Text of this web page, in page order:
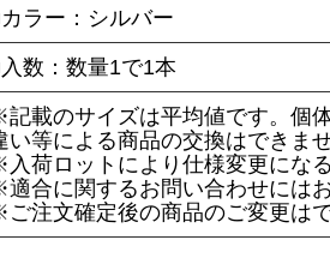
ラー：シルバー
数：数量1で1本
載のサイズは平均値です。個
い等による商品の交換はできま
荷ロットにより仕様変更にな
合に関するお問い合わせには
注文確定後の商品のご変更は